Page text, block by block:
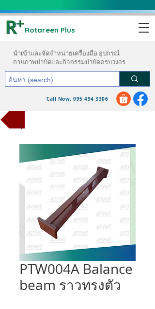
Rotareen Plus
นำเข้าและจัดจำหน่ายเครื่องมือ อุปกรณ์
กายภาพบำบัดและกิจกรรมบำบัดครบวงจร
Call Now: 095 494 3306
PTW004A Balance
beam ราวทรงตัว